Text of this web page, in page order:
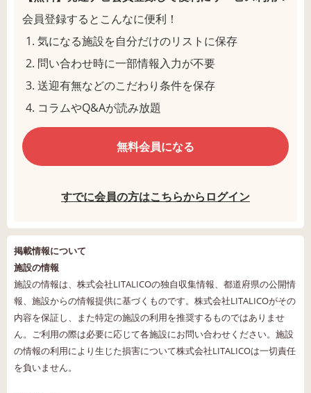
会員登録するとこんなに便利！
気になる施設を自分だけのリストに保存
問い合わせ時に一部情報入力が不要
送迎有無などのこだわり条件を保存
コラムやQ&Aが読み放題
無料会員になる
すでに会員の方はこちらからログイン
掲載情報について
施設の情報
施設の情報は、株式会社LITALICOの独自収集情報、都道府県の公開情
報、施設からの情報提供に基づくものです。株式会社LITALICOがその
内容を保証し、また特定の施設の利用を推奨するものではありませ
ん。ご利用の際は必要に応じて各施設にお問い合わせください。施設
の情報の利用により生じた損害について株式会社LITALICOは一切責任
を負いません。